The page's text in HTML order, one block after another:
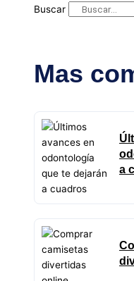
Buscar
Mas
a